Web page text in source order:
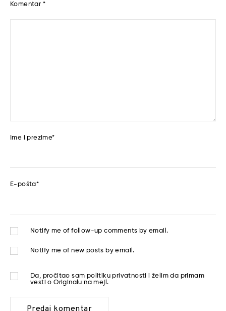
Komentar *
Ime i prezime*
E-pošta*
Notify me of follow-up comments by email.
Notify me of new posts by email.
Da, pročitao sam politiku privatnosti
i želim da primam
vesti o Originalu na mejl.